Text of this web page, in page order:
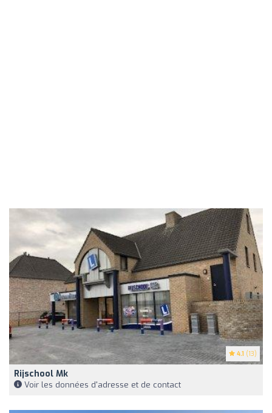
4.1 (13)
Rijschool Mk
Voir les données d'adresse et de contact